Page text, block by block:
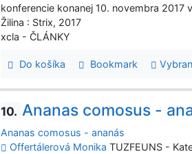
konferencie konanej 10. novembra 2017
Žilina : Strix, 2017
xcla - ČLÁNKY
Do košíka Bookmark
10. Ananas comosus -
Ananas comosus - ananás
Offertálerová Monika TUZFEUNS -